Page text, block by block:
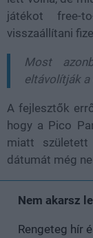
játékot free-
visszaállítani
Most
eltávolítják a
A fejlesztők
hogy a Pico
miatt
dátumát még
Nem akarsz
Rengeteg hír